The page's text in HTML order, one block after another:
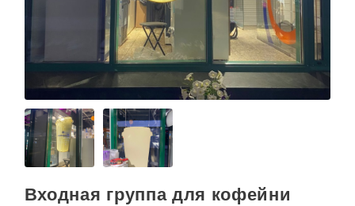
Входная группа для кофейни